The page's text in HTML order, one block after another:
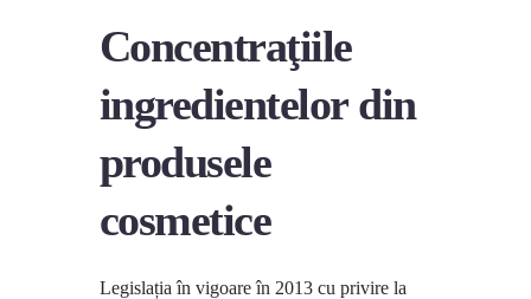
Concentraţiile
ingredientelor din
produsele
cosmetice
Legislația în vigoare în 2013 cu privire la